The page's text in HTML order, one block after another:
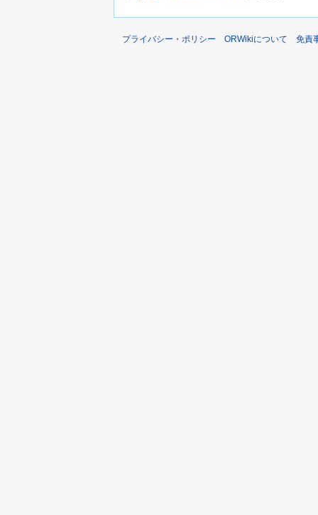
プライバシー・ポリシー ORWikiについて 免責